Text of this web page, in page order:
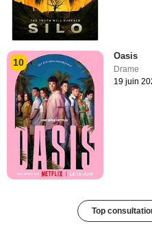
10
Oasis
Drame
19 juin
Top